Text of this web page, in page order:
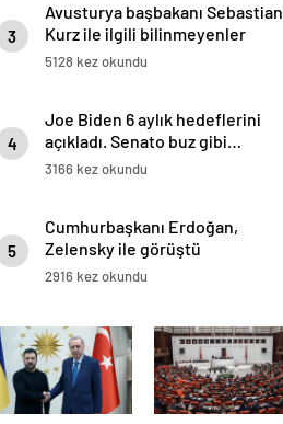
3
Avusturya başbakanı Sebastian
Kurz ile ilgili bilinmeyenler
5128 kez okundu
4
Joe Biden 6 aylık hedeflerini
açıkladı. Senato buz gibi…
3166 kez okundu
5
Cumhurbaşkanı Erdoğan,
Zelensky ile görüştü
2916 kez okundu